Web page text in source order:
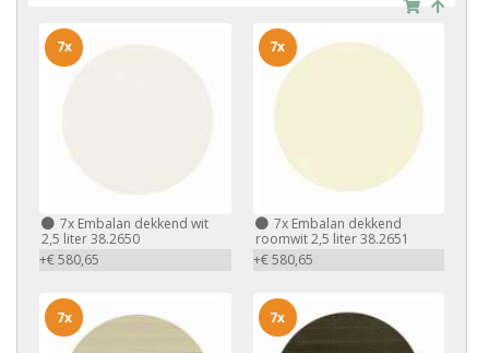
7x Embalan dekkend wit
2,5 liter 38.2650
+€ 580,65
7x
7xEmbalan dekkend
roomwit 2,5 liter 38.2651
+€ 580,65
7x
7x 7x